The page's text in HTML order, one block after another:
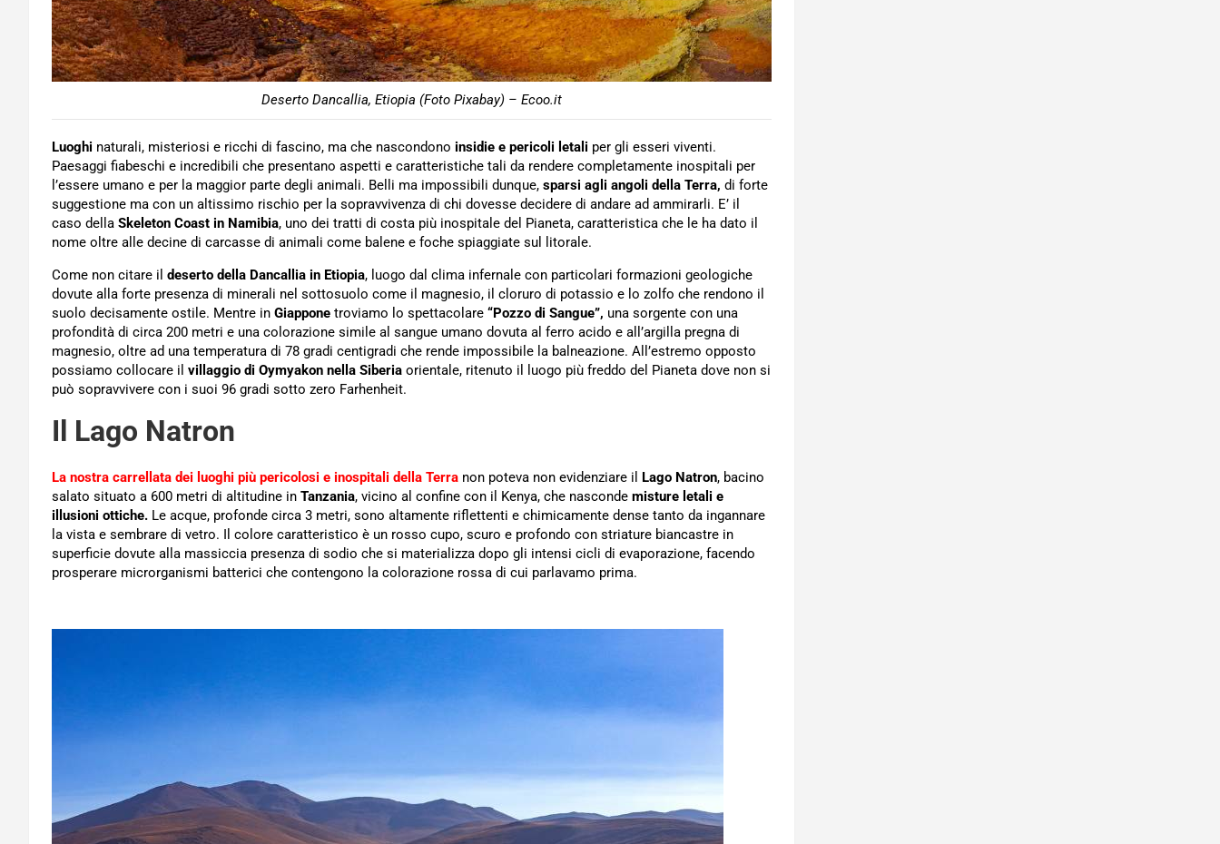
Deserto Dancallia, Etiopia (Foto Pixabay) – Ecoo.it
Luoghi naturali, misteriosi e ricchi di fascino, ma che nascondono insidie e pericoli letali per gli esseri viventi.
Paesaggi fiabeschi e incredibili che presentano aspetti e caratteristiche tali da rendere completamente inospitali per
l’essere umano e per la maggior parte degli animali. Belli ma impossibili dunque, sparsi agli angoli della Terra, di forte
suggestione ma con un altissimo rischio per la sopravvivenza di chi dovesse decidere di andare ad ammirarli. E’ il
caso della Skeleton Coast in Namibia, uno dei tratti di costa più inospitale del Pianeta, caratteristica che le ha dato il
nome oltre alle decine di carcasse di animali come balene e foche spiaggiate sul litorale.
Come non citare il deserto della Dancallia in Etiopia, luogo dal clima infernale con particolari formazioni geologiche
dovute alla forte presenza di minerali nel sottosuolo come il magnesio, il cloruro di potassio e lo zolfo che rendono il
suolo decisamente ostile. Mentre in Giappone troviamo lo spettacolare “Pozzo di Sangue”, una sorgente con una
profondità di circa 200 metri e una colorazione simile al sangue umano dovuta al ferro acido e all’argilla pregna di
magnesio, oltre ad una temperatura di 78 gradi centigradi che rende impossibile la balneazione. All’estremo opposto
possiamo collocare il villaggio di Oymyakon nella Siberia orientale, ritenuto il luogo più freddo del Pianeta dove non si
può sopravvivere con i suoi 96 gradi sotto zero Farhenheit.
Il Lago Natron
La nostra carrellata dei luoghi più pericolosi e inospitali della Terra non poteva non evidenziare il Lago Natron, bacino
salato situato a 600 metri di altitudine in Tanzania, vicino al confine con il Kenya, che nasconde misture letali e
illusioni ottiche. Le acque, profonde circa 3 metri, sono altamente riflettenti e chimicamente dense tanto da ingannare
la vista e sembrare di vetro. Il colore caratteristico è un rosso cupo, scuro e profondo con striature biancastre in
superficie dovute alla massiccia presenza di sodio che si materializza dopo gli intensi cicli di evaporazione, facendo
prosperare microrganismi batterici che contengono la colorazione rossa di cui parlavamo prima.